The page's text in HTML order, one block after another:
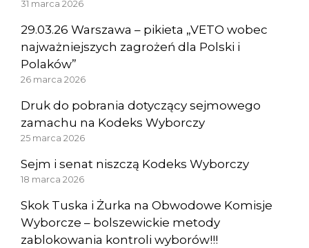
31 marca 2026
29.03.26 Warszawa – pikieta „VETO wobec
najważniejszych zagrożeń dla Polski i
Polaków”
26 marca 2026
Druk do pobrania dotyczący sejmowego
zamachu na Kodeks Wyborczy
25 marca 2026
Sejm i senat niszczą Kodeks Wyborczy
18 marca 2026
Skok Tuska i Żurka na Obwodowe Komisje
Wyborcze – bolszewickie metody
zablokowania kontroli wyborów!!!